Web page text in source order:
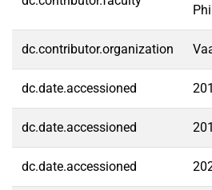
dc.contributor.organization
dc.date.accessioned
dc.date.accessioned
dc.date.accessioned